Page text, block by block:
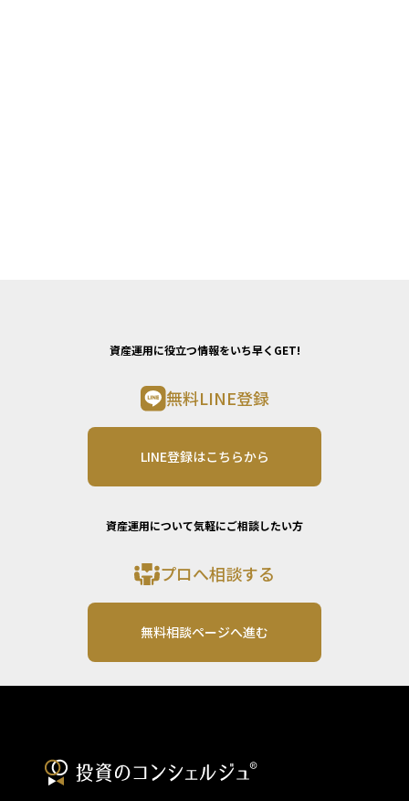
資産運用に役立つ情報をいち早くGET!
無料LINE登録
LINE登録はこちらから
資産運用について気軽にご相談したい方
プロへ相談する
無料相談ページへ進む